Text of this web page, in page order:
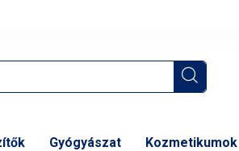
Gyógyászat Kozmetikumok